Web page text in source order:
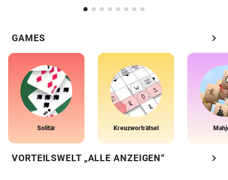
GAMES chevron_right
Solitär Kreuzworträtsel
VORTEILSWELT „ALLE ANZEIGEN“ chevron_right